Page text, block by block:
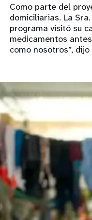
Como parte del
domiciliarias. La
programa visitó su
medicamentos
como nosotros”, dijo